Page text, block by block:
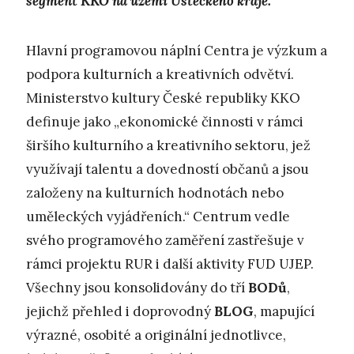
Hlavní programovou náplní Centra je výzkum a
podpora kulturních a kreativních odvětví.
Ministerstvo kultury České republiky KKO
definuje jako „ekonomické činnosti v rámci
širšího kulturního a kreativního sektoru, jež
využívají talentu a dovedností občanů a jsou
založeny na kulturních hodnotách nebo
uměleckých vyjádřeních.“ Centrum vedle
svého programového zaměření zastřešuje v
rámci projektu RUR i další aktivity FUD UJEP.
Všechny jsou konsolidovány do tří BODů,
jejichž přehled i doprovodný BLOG, mapující
výrazné, osobité a originální jednotlivce,